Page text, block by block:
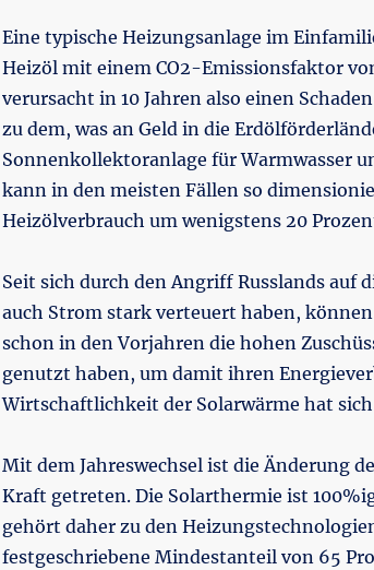
Eine typische Heizungsanlage im
Heizöl mit einem CO2-Emissionsfaktor
verursacht in 10 Jahren also einen
zu dem, was an Geld in die
Sonnenkollektoranlage für Warmwasser
kann in den meisten Fällen so
Heizölverbrauch um wenigstens 20
Seit sich durch den Angriff Russlands auf
auch Strom stark verteuert haben,
schon in den Vorjahren die hohen
genutzt haben, um damit ihren
Wirtschaftlichkeit der Solarwärme hat
Mit dem Jahreswechsel ist die Änderung
Kraft getreten. Die Solarthermie ist
gehört daher zu den
festgeschriebene Mindestanteil von 65